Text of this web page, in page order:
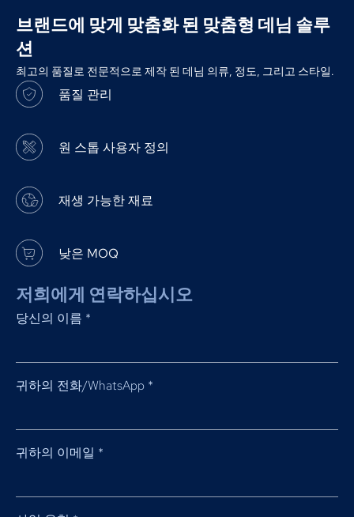
브랜드에 맞게 맞춤화 된 맞춤형 데님 솔루
션
최고의 품질로 전문적으로 제작 된 데님 의류, 정도, 그리고 스타일.
품질 관리
원 스톱 사용자 정의
재생 가능한 재료
낮은 MOQ
저희에게 연락하십시오
당신의 이름 *
귀하의 전화/WhatsApp *
귀하의 이메일 *